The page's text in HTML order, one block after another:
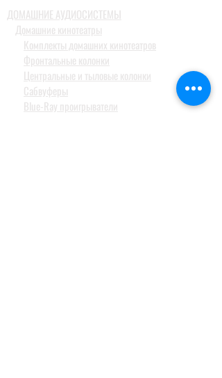
ДОМАШНИЕ АУДИОСИСТЕМЫ
Домашние кинотеатры
Комплекты домашних кинотеатров
Фронтальные колонки
Центральные и тыловые колонки
Сабвуферы
Blue-Ray проигрыватели